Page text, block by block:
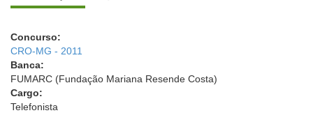
Concurso:
CRO-MG - 2011
Banca:
FUMARC (Fundação Mariana Resende Costa)
Cargo:
Telefonista